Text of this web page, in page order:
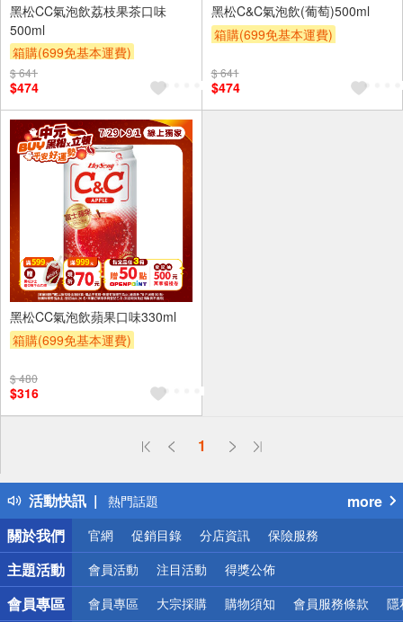
黑松CC氣泡飲荔枝果茶口味
500ml
箱購(699免基本運費)
滿件登記抽
贈OPENPOINT
滿額折
贈$200
$ 641
$474
黑松C&C氣泡飲(葡萄)500ml
箱購(699免基本運費)
贈OPENPOINT
滿額折
$ 641
$474
24入
黑松CC氣泡飲蘋果口味330ml
箱購(699免基本運費)
贈OPENPOINT
滿額折
$ 480
$316
1
活動快訊
偏遠地區配送
得獎公告
熱門話題
銀行優惠
偏遠地區配送
詐騙網頁！請小心！
more
關於我們
官網 促銷目錄 分店資訊 保險服務
主題活動 會員活動 注目活動 得獎公佈
會員專區 會員專區 大宗採購 購物須知 會員服務條款 隱